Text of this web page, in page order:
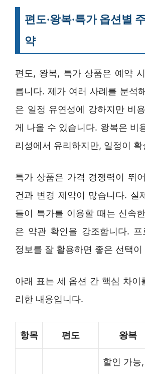
편도·왕복·특가 옵션별
약
편도, 왕복, 특가 상품은 예약
릅니다. 제가 여러 사례를 분석
은 일정 유연성에 강하지만 비
게 나올 수 있습니다. 왕복은 비
리성에서 유리하지만, 일정이
특가 상품은 가격 경쟁력이 뛰
건과 변경 제약이 많습니다. 실
들이 특가를 이용할 때는 신속
은 약관 확인을 강조합니다. 프
정보를 잘 활용하면 좋은 선택
아래 표는 세 옵션 간 핵심 차이
리한 내용입니다.
항목 편도 왕복
할인 가능,